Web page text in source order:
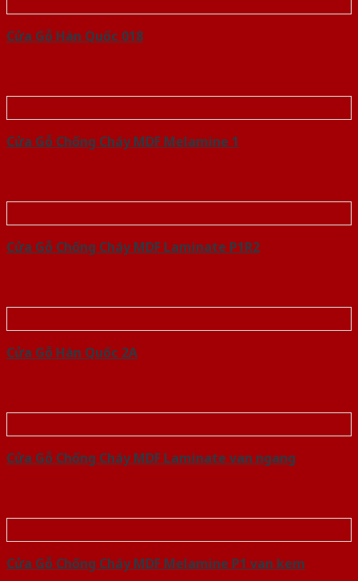
Cửa Gỗ Hàn Quốc 018
Cửa Gỗ Chống Cháy MDF Melamine 1
Cửa Gỗ Chống Cháy MDF Laminate P1R2
Cửa Gỗ Hàn Quốc 2A
Cửa Gỗ Chống Cháy MDF Laminate van ngang
Cửa Gỗ Chống Cháy MDF Melamine P1 van kem